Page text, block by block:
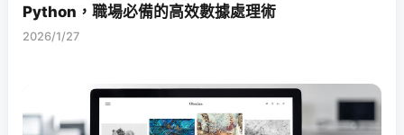
Python，職場必備的高效數據處理術
2026/1/27